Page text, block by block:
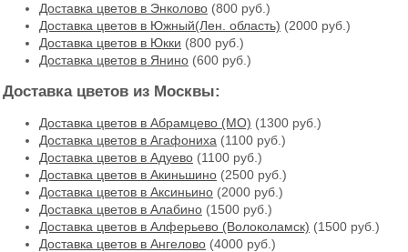
Доставка цветов в Энколово (800 руб.)
Доставка цветов в Южный(Лен. область) (2000 руб.)
Доставка цветов в Юкки (800 руб.)
Доставка цветов в Янино (600 руб.)
Доставка цветов из Москвы:
Доставка цветов в Абрамцево (МО) (1300 руб.)
Доставка цветов в Агафониха (1100 руб.)
Доставка цветов в Адуево (1100 руб.)
Доставка цветов в Акиньшино (2500 руб.)
Доставка цветов в Аксиньино (2000 руб.)
Доставка цветов в Алабино (1500 руб.)
Доставка цветов в Алферьево (Волоколамск) (1500 руб.)
Доставка цветов в Ангелово (4000 руб.)